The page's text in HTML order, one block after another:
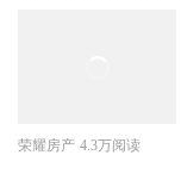
荣耀房产 4.3万阅读